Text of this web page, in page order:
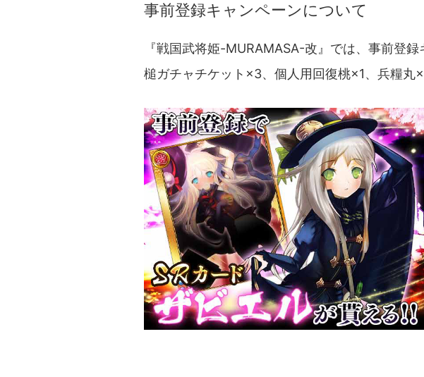
事前登録キャンペーンについて
『戦国武将姫-MURAMASA-改』では、事前登
槌ガチャチケット×3、個人用回復桃×1、兵糧丸